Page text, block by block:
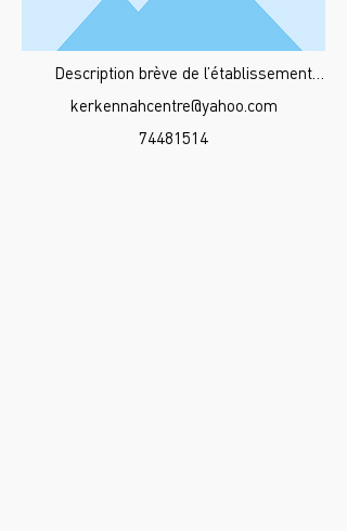
Description brève de l’établissement…
kerkennahcentre@yahoo.com
74481514